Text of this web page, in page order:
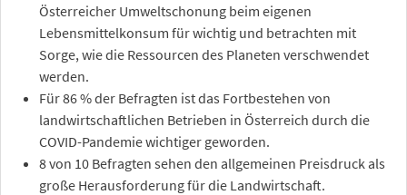
Österreicher Umweltschonung beim eigenen
Lebensmittelkonsum für wichtig und betrachten mit
Sorge, wie die Ressourcen des Planeten verschwendet
werden.
Für 86 % der Befragten ist das Fortbestehen von
landwirtschaftlichen Betrieben in Österreich durch die
COVID-Pandemie wichtiger geworden.
8 von 10 Befragten sehen den allgemeinen Preisdruck als
große Herausforderung für die Landwirtschaft.